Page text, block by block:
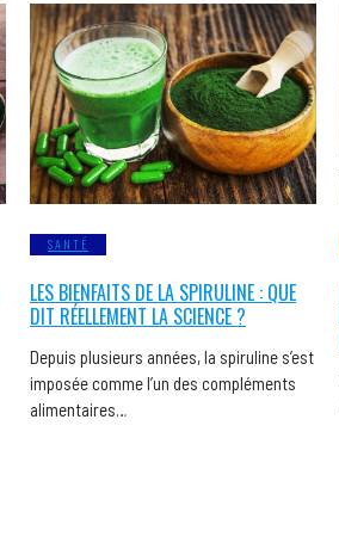
SANTÉ
LES BIENFAITS DE LA SPIRULINE : QUE
DIT RÉELLEMENT LA SCIENCE ?
Depuis plusieurs années, la spiruline s’est
imposée comme l’un des compléments
alimentaires…